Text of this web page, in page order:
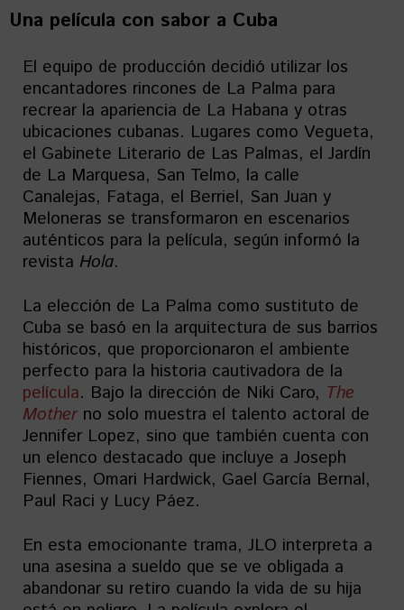
Una película con sabor a Cuba
El equipo de producción decidió utilizar los
encantadores rincones de La Palma para
recrear la apariencia de La Habana y otras
ubicaciones cubanas. Lugares como Vegueta,
el Gabinete Literario de Las Palmas, el Jardín
de La Marquesa, San Telmo, la calle
Canalejas, Fataga, el Berriel, San Juan y
Meloneras se transformaron en escenarios
auténticos para la película, según informó la
revista Hola.
La elección de La Palma como sustituto de
Cuba se basó en la arquitectura de sus barrios
históricos, que proporcionaron el ambiente
perfecto para la historia cautivadora de la
película. Bajo la dirección de Niki Caro, The
Motherno solo muestra el talento actoral de
Jennifer Lopez, sino que también cuenta con
un elenco destacado que incluye a Joseph
Fiennes, Omari Hardwick, Gael García Bernal,
Paul Raci y Lucy Páez.
En esta emocionante trama, JLO interpreta a
una asesina a sueldo que se ve obligada a
abandonar su retiro cuando la vida de su hija